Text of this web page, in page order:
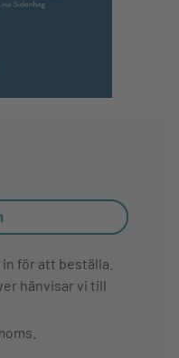
för att beställa.
hänvisar vi till